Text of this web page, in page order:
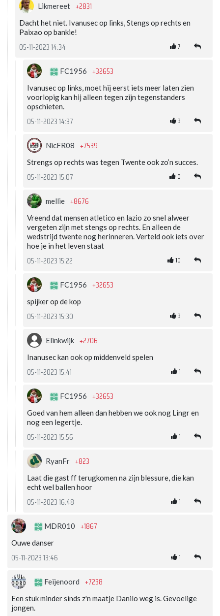
Likmereet +2831
Dacht het niet. Ivanusec op links, Stengs op rechts en
Paixao op bankie!
05-11-2023 14:34 7
FC1956 +32653
Ivanusec op links, moet hij eerst iets meer laten zien
voorlopig kan hij alleen tegen zijn tegenstanders
opschieten.
05-11-2023 14:37 3
NicFR08 +7539
Strengs op rechts was tegen Twente ook zo’n succes.
05-11-2023 15:07 0
mellie +8676
Vreend dat mensen atletico en lazio zo snel alweer
vergeten zijn met stengs op rechts. En alleen de
wedstrijd twente nog herinneren. Verteld ook iets over
hoe je in het leven staat
05-11-2023 15:22 10
FC1956 +32653
spijker op de kop
05-11-2023 15:30 3
Elinkwijk +2706
Inanusec kan ook op middenveld spelen
05-11-2023 15:41 1
FC1956 +32653
Goed van hem alleen dan hebben we ook nog Lingr en
nog een legertje.
05-11-2023 15:56 1
RyanFr +823
Laat die gast ff terugkomen na zijn blessure, die kan
echt wel ballen hoor
05-11-2023 16:48 1
MDR010 +1867
Ouwe danser
05-11-2023 13:46 1
Feijenoord +7238
Een stuk minder sinds z'n maatje Danilo weg is. Gevoelige
jongen.